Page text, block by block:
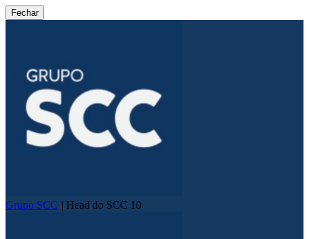
Fechar
Grupo SCC | Head do SCC 10